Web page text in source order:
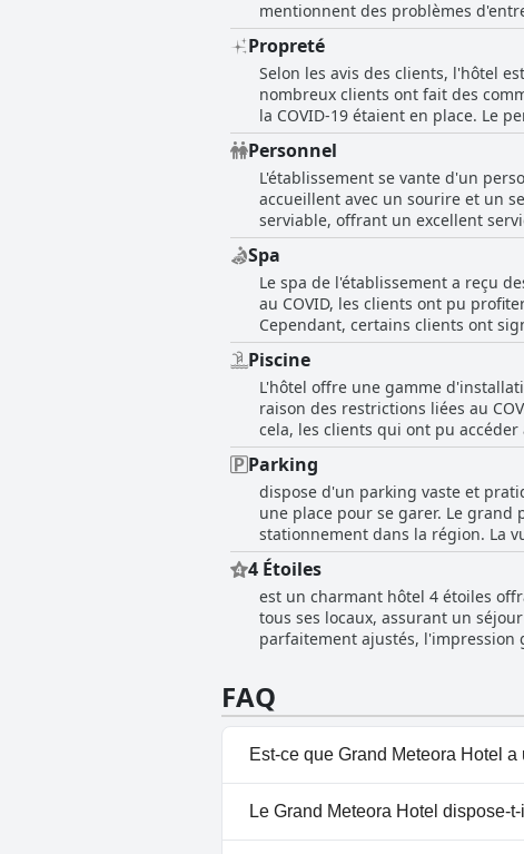
mentionnent des problèmes
manque d'articles de toilette dans
et du manque d'insonorisation.
qualité-prix et un excellent
Propreté
Selon les avis des clients, l'hôtel
nombreux clients ont fait des
la COVID-19 étaient en place. Le
taches sales sur les murs, des
notes élevées pour la propreté,
Personnel
L'établissement se vante d'un
accueillent avec un sourire et un
serviable, offrant un excellent
L'emplacement et la propreté de
impolis, la majorité des clients ont
réserver un séjour à
Spa
Le spa de l'établissement a reçu
au COVID, les clients ont pu
Cependant, certains clients ont
frais supplémentaires imprévus.
un grand potentiel, mais il doit
Piscine
L'hôtel offre une gamme
raison des restrictions liées au
cela, les clients qui ont pu
point fort de leur voyage.
estimaient aurait dû être inclus
dans l'ensemble, il semble que ce
détendre et à se relaxer avec une
Parking
dispose d'un parking vaste et
une place pour se garer. Le
stationnement dans la région. La
cet hôtel des autres. Bien que
de places sur le parking. Dans
4 Étoiles
est un charmant hôtel 4 étoiles
tous ses locaux, assurant un
parfaitement ajustés, l'impression
traditionnels. Le personnel de
incidents défavorables se sont
étaient rares.
FAQ
Est-ce que Grand Meteora Hotel
Oui, Grand Meteora Hotel
Chauffée, Piscine Intérieure.
Le Grand Meteora Hotel dispose-